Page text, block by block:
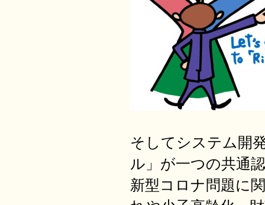
そしてシステム開
ル」が一つの共通
新型コロナ問題に